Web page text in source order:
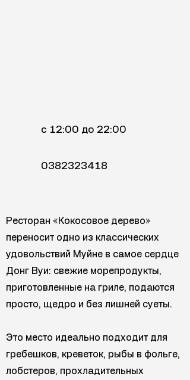
с 12:00 до 22:00
0382323418
Ресторан «Кокосовое дерево»
переносит одно из классических
удовольствий Муйне в самое сердце
Донг Вуи: свежие морепродукты,
приготовленные на гриле, подаются
просто, щедро и без лишней суеты.
Это место идеально подходит для
гребешков, креветок, рыбы в фольге,
лобстеров, прохладительных